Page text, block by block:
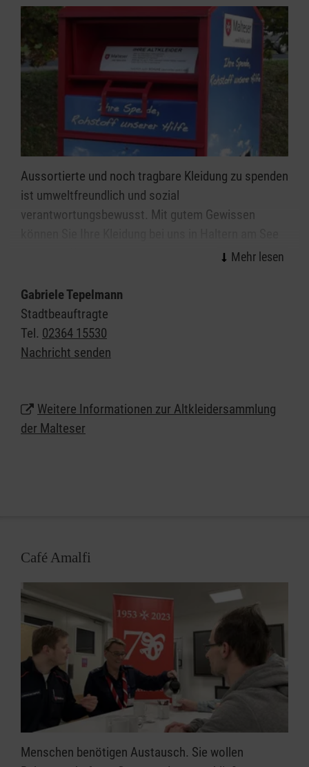
Aussortierte und noch tragbare Kleidung zu spenden
ist umweltfreundlich und sozial
verantwortungsbewusst. Mit gutem Gewissen
abgeben. Wir garantieren eine faire und extern
aus dem Verkauf Ihrer Altkleiderspenden finanzieren
wir unsere sozialen und humanitären Projekte, die
wir für Betroffene kostenlos anbieten.
Die aktuellen Standorte unserer Container folgen zu
dahin gerne per E-Mail.
Gabriele Tepelmann
Stadtbeauftragte
Tel. 02364 15530
Nachricht senden
Weitere Informationen zur Altkleidersammlung
der Malteser
Café Amalfi
Menschen benötigen Austausch. Sie wollen